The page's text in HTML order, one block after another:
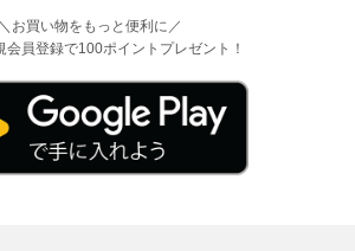
＼お買い物をもっと便利に／
会員登録で100ポイントプレゼント！